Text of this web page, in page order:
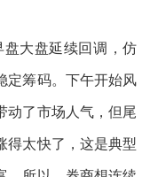
大盘延续回调，仿
定筹码。下午开始风
动了市场人气，但尾
得太快了，这是典型